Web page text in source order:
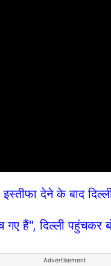
इस्तीफा देने के बाद
हैं", दिल्ली पहुंचकर
Advertisement